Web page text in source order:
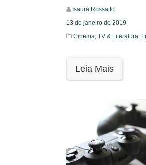
Isaura Rossatto
13 de janeiro de 2019
Cinema, TV & Literatura,
Leia Mais